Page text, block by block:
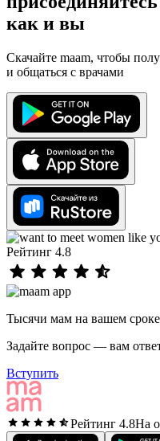
как и вы
Скачайте maam, чтобы
и общаться с врачами
Рейтинг 4.8
Тысячи мам на вашем сроке
Задайте вопрос — вам
Вступить
Рейтинг 4.8На